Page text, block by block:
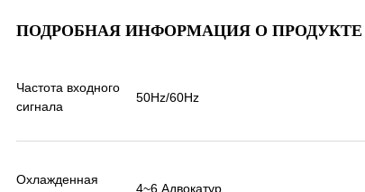
доставки, VFD очень, очень хороши,
ПОДРОБНАЯ ИНФОРМАЦИЯ О ПРОДУКТЕ
Частота входного
сигнала
50Hz/60Hz
Охлажденная
4~6 Адвокатур